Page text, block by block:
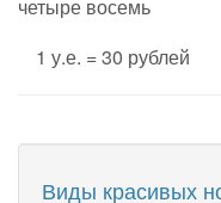
четыре восемь
1 у.е. = 30 рублей
Виды красивых